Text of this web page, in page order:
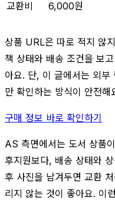
교환비 6,000원
상품 URL은 따로 적지 않
책 상태와 배송 조건을 보
아요. 단, 이 글에서는 외부
만 확인하는 방식이 안전해
구매 정보 바로 확인하기
AS 측면에서는 도서 상품
후지원보다, 배송 상태와
후 사진을 남겨두면 교환
리지 않는 것이 좋아요. 이